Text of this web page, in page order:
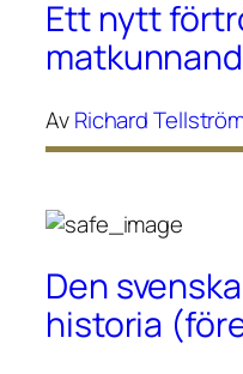
Ett nytt
AvRichard
Den
historia